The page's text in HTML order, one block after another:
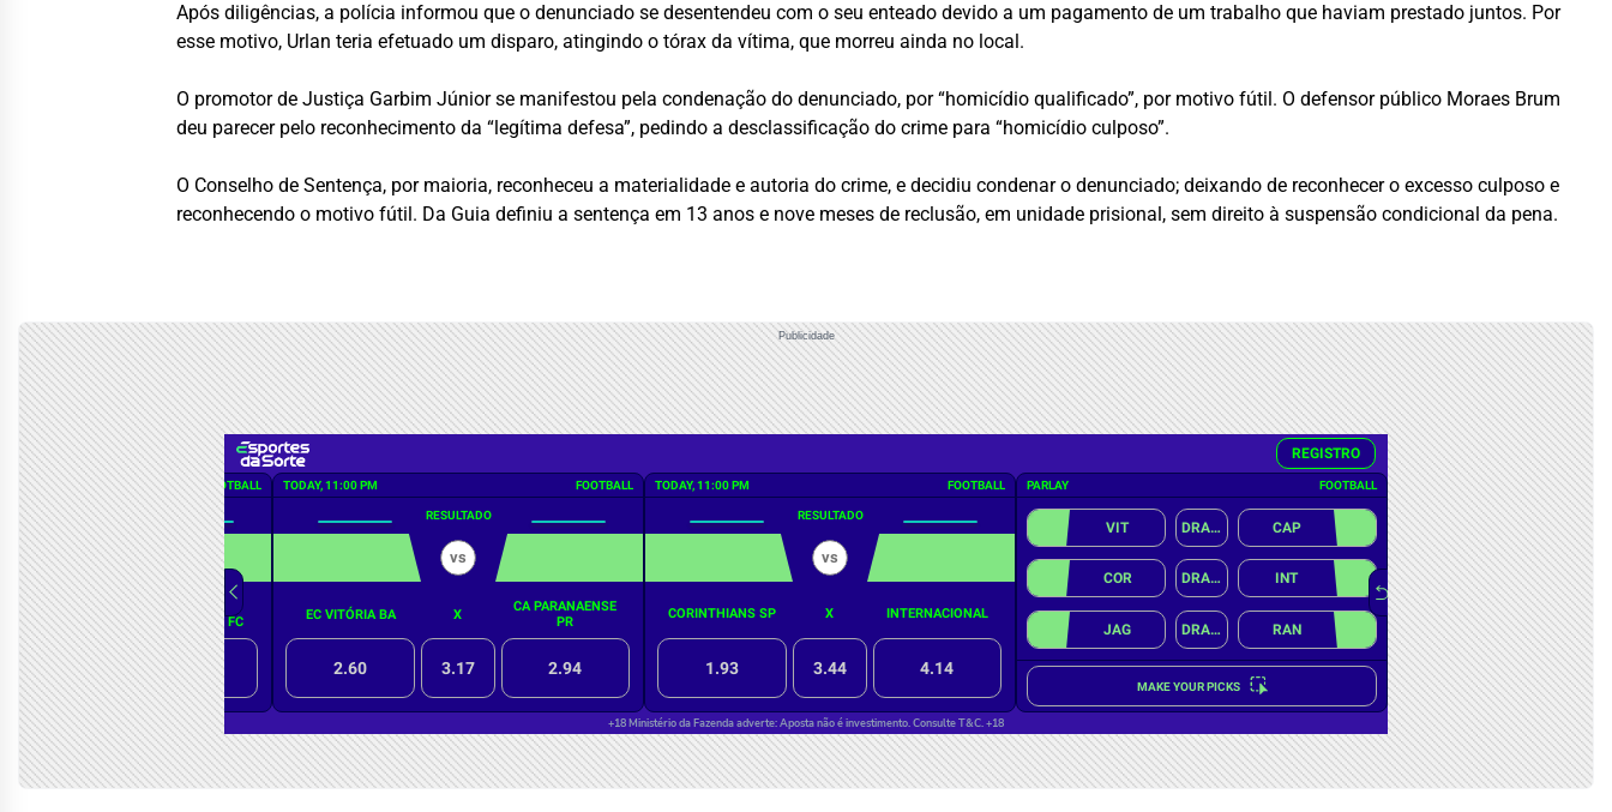
Após diligências, a polícia informou que o denunciado se desentendeu com o seu enteado devido a um pagamento de um trabalho que haviam prestado juntos. Por
esse motivo, Urlan teria efetuado um disparo, atingindo o tórax da vítima, que morreu ainda no local.
O promotor de Justiça Garbim Júnior se manifestou pela condenação do denunciado, por “homicídio qualificado”, por motivo fútil. O defensor público Moraes Brum
deu parecer pelo reconhecimento da “legítima defesa”, pedindo a desclassificação do crime para “homicídio culposo”.
O Conselho de Sentença, por maioria, reconheceu a materialidade e autoria do crime, e decidiu condenar o denunciado; deixando de reconhecer o excesso culposo e
reconhecendo o motivo fútil. Da Guia definiu a sentença em 13 anos e nove meses de reclusão, em unidade prisional, sem direito à suspensão condicional da pena.
Publicidade